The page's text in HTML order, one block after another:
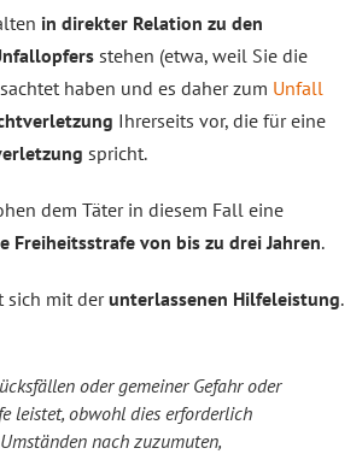
in direkter Relation zu den
stehen (etwa, weil Sie die
haben und es daher zum Unfall
Ihrerseits vor, die für eine
spricht.
dem Täter in diesem Fall eine
Freiheitsstrafe von bis zu drei Jahren.
sich mit derunterlassenen Hilfeleistung.
oder gemeiner Gefahr oder
leistet, obwohl dies erforderlich
nach zuzumuten,